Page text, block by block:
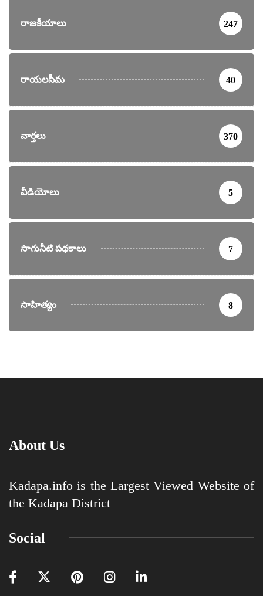
రాజకీయాలు 247
రాయలసీమ 40
వార్తలు 370
వీడియోలు 5
సాగునీటి పథకాలు 7
సాహిత్యం 8
About Us
Kadapa.info is the Largest Viewed Website of
the Kadapa District
Social